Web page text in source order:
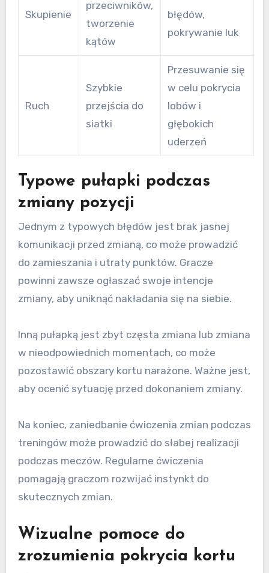
Skupienie
przeciwników,
tworzenie
kątów
błędów,
pokrywanie luk
Ruch
Szybkie
przejścia do
siatki
Przesuwanie się
w celu pokrycia
lobów i
głębokich
uderzeń
Typowe pułapki podczas
zmiany pozycji
Jednym z typowych błędów jest brak jasnej
komunikacji przed zmianą, co może prowadzić
do zamieszania i utraty punktów. Gracze
powinni zawsze ogłaszać swoje intencje
zmiany, aby uniknąć nakładania się na siebie.
Inną pułapką jest zbyt częsta zmiana lub zmiana
w nieodpowiednich momentach, co może
pozostawić obszary kortu narażone. Ważne jest,
aby ocenić sytuację przed dokonaniem zmiany.
Na koniec, zaniedbanie ćwiczenia zmian podczas
treningów może prowadzić do słabej realizacji
podczas meczów. Regularne ćwiczenia
pomagają graczom rozwijać instynkt do
skutecznych zmian.
Wizualne pomoce do
zrozumienia pokrycia kortu